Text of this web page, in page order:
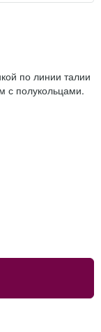
по линии талии
с полукольцами.